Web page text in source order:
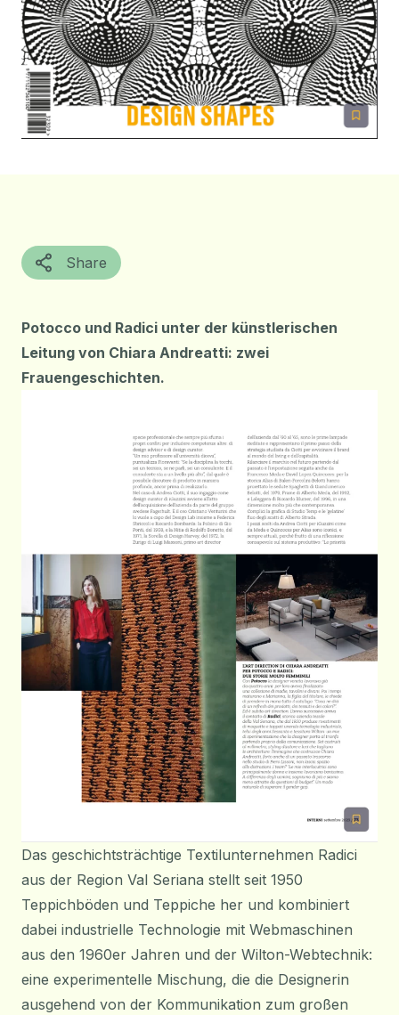
Share
Potocco und Radici unter der künstlerischen
Leitung von Chiara Andreatti: zwei
Frauengeschichten.
Das geschichtsträchtige Textilunternehmen Radici
aus der Region Val Seriana stellt seit 1950
Teppichböden und Teppiche her und kombiniert
dabei industrielle Technologie mit Webmaschinen
aus den 1960er Jahren und der Wilton-Webtechnik:
eine experimentelle Mischung, die die Designerin
ausgehend von der Kommunikation zum großen